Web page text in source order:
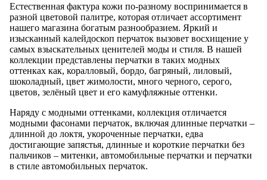
Естественная фактура кожи по-разному воспринимается в
разной цветовой палитре, которая отличает ассортимент
нашего магазина богатым разнообразием. Яркий и
изысканный калейдоскоп перчаток вызовет восхищение у
самых взыскательных ценителей моды и стиля. В нашей
коллекции представлены перчатки в таких модных
оттенках как, коралловый, бордо, багряный, лиловый,
шоколадный, цвет жимолости, много черного, серого,
цветов, зелёный цвет и его камуфляжные оттенки.
Наряду с модными оттенками, коллекция отличается
модными фасонами перчаток, включая длинные перчатки –
длинной до локтя, укороченные перчатки, едва
достигающие запястья, длинные и короткие перчатки без
пальчиков – митенки, автомобильные перчатки и перчатки
в стиле автомобильных перчаток.